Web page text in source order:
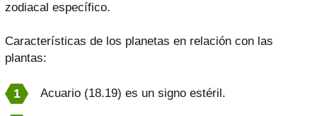
zodiacal específico.
Características de los planetas en relación con las
plantas:
Acuario (18.19) es un signo estéril.